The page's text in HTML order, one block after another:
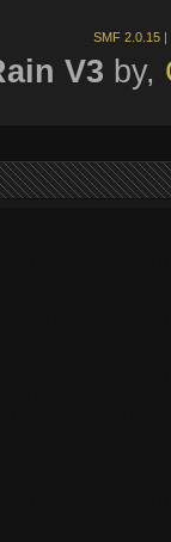
SMF 2.0.15 |
V3 by,